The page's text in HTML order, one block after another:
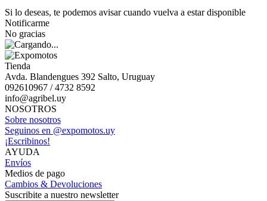
Si lo deseas, te podemos avisar cuando vuelva a estar disponible
Notificarme
No gracias
Tienda
Avda. Blandengues 392 Salto, Uruguay
092610967 / 4732 8592
info@agribel.uy
NOSOTROS
Sobre nosotros
Seguinos en @expomotos.uy
¡Escribinos!
AYUDA
Envíos
Medios de pago
Cambios & Devoluciones
Suscribite a nuestro newsletter